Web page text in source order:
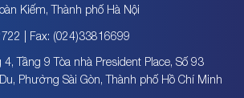
Kiếm, Thành phố Hà Nội
| Fax: (024)33816699
4, Tầng 9 Tòa nhà President Place, Số 93
Phường Sài Gòn, Thành phố Hồ Chí Minh